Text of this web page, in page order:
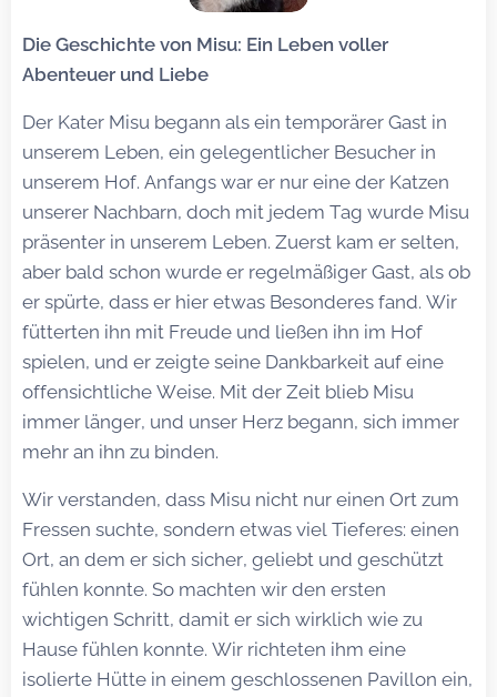
Die Geschichte von Misu: Ein Leben voller
Abenteuer und Liebe
Der Kater Misu begann als ein temporärer Gast in
unserem Leben, ein gelegentlicher Besucher in
unserem Hof. Anfangs war er nur eine der Katzen
unserer Nachbarn, doch mit jedem Tag wurde Misu
präsenter in unserem Leben. Zuerst kam er selten,
aber bald schon wurde er regelmäßiger Gast, als ob
er spürte, dass er hier etwas Besonderes fand. Wir
fütterten ihn mit Freude und ließen ihn im Hof
spielen, und er zeigte seine Dankbarkeit auf eine
offensichtliche Weise. Mit der Zeit blieb Misu
immer länger, und unser Herz begann, sich immer
mehr an ihn zu binden.
Wir verstanden, dass Misu nicht nur einen Ort zum
Fressen suchte, sondern etwas viel Tieferes: einen
Ort, an dem er sich sicher, geliebt und geschützt
fühlen konnte. So machten wir den ersten
wichtigen Schritt, damit er sich wirklich wie zu
Hause fühlen konnte. Wir richteten ihm eine
isolierte Hütte in einem geschlossenen Pavillon ein,